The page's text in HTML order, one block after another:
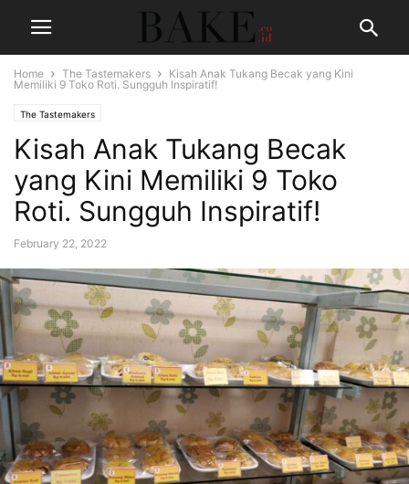
Home The Tastemakers
Kisah Anak Tukang Becak yang Kini
Memiliki 9 Toko Roti. Sungguh Inspiratif!
The Tastemakers
Kisah Anak Tukang Becak
yang Kini Memiliki 9 Toko
Roti. Sungguh Inspiratif!
February 22, 2022